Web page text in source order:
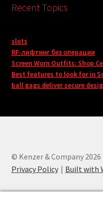
Recent Topics
slots
RF-лифтинг без операции
Screen Worn Outfits: Shop
Best features to look for in
ball gags deliver secure
© Kenzer & Company 2026
Privacy Policy
Built with